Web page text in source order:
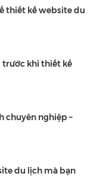
thiết kế website du
trước khi thiết kế
chuyên nghiệp –
du lịch mà bạn